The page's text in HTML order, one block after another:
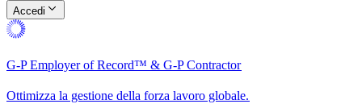
Accedi​​
G-P Employer of Record™ & G-P Contractor​​
Ottimizza la gestione della forza lavoro globale.​​